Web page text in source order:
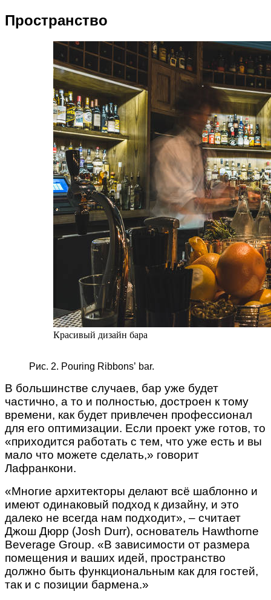
Пространство
Красивый дизайн бара
Рис. 2. Pouring Ribbons’ bar.
В большинстве случаев, бар уже будет
частично, а то и полностью, достроен к тому
времени, как будет привлечен профессионал
для его оптимизации. Если проект уже готов, то
«приходится работать с тем, что уже есть и вы
мало что можете сделать,» говорит
Лафранкони.
«Многие архитекторы делают всё шаблонно и
имеют одинаковый подход к дизайну, и это
далеко не всегда нам подходит», – считает
Джош Дюрр (Josh Durr), основатель Hawthorne
Beverage Group. «В зависимости от размера
помещения и ваших идей, пространство
должно быть функциональным как для гостей,
так и с позиции бармена.»